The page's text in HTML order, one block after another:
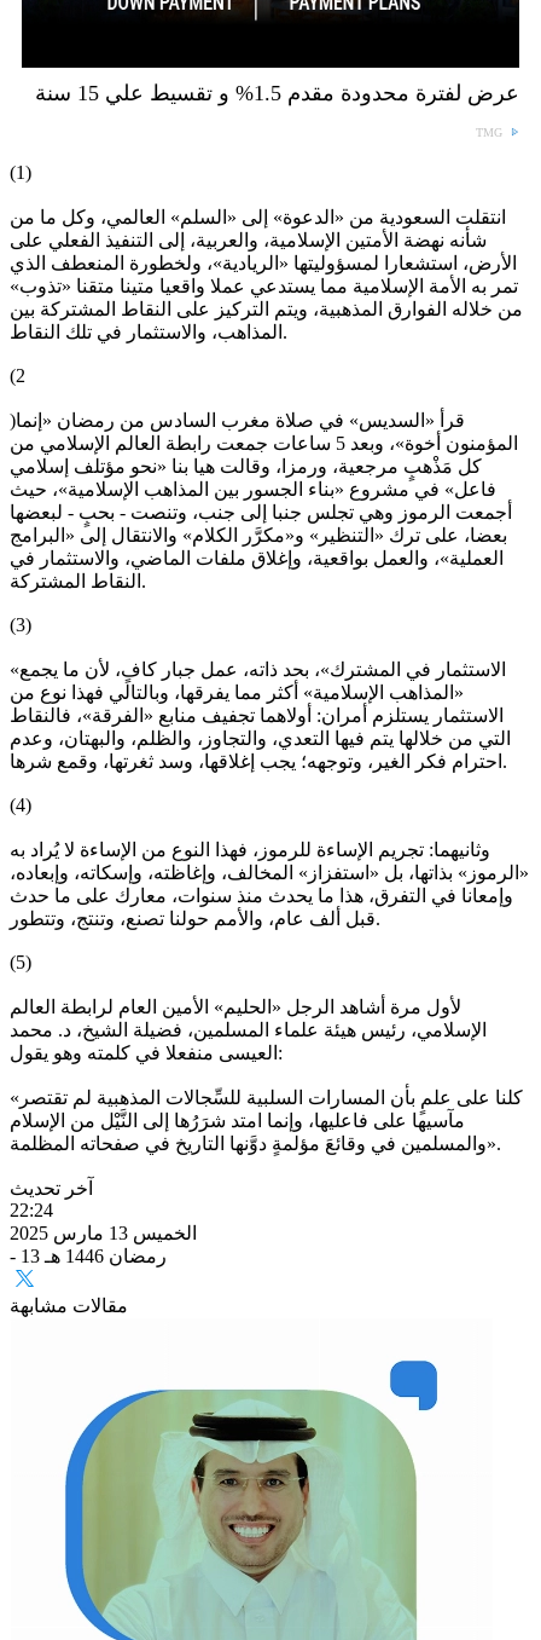
عرض لفترة محدودة مقدم 1.5% و تقسيط علي 15 سنة
TMG
(1)
انتقلت السعودية من «الدعوة» إلى «السلم» العالمي، وكل ما من
شأنه نهضة الأمتين الإسلامية، والعربية، إلى التنفيذ الفعلي على
الأرض، استشعارا لمسؤوليتها «الريادية»، ولخطورة المنعطف الذي
تمر به الأمة الإسلامية مما يستدعي عملا واقعيا متينا متقنا «تذوب»
من خلاله الفوارق المذهبية، ويتم التركيز على النقاط المشتركة بين
المذاهب، والاستثمار في تلك النقاط.
(2
)قرأ «السديس» في صلاة مغرب السادس من رمضان «إنما
المؤمنون أخوة»، وبعد 5 ساعات جمعت رابطة العالم الإسلامي من
كل مَذْهبٍ مرجعية، ورمزا، وقالت هيا بنا «نحو مؤتلف إسلامي
فاعل» في مشروع «بناء الجسور بين المذاهب الإسلامية»، حيث
أجمعت الرموز وهي تجلس جنبا إلى جنب، وتنصت - بحبٍ - لبعضها
بعضا، على ترك «التنظير» و«مكرَّر الكلام» والانتقال إلى «البرامج
العملية»، والعمل بواقعية، وإغلاق ملفات الماضي، والاستثمار في
النقاط المشتركة.
(3)
«الاستثمار في المشترك»، بحد ذاته، عمل جبار كافٍ، لأن ما يجمع
«المذاهب الإسلامية» أكثر مما يفرقها، وبالتالي فهذا نوع من
الاستثمار يستلزم أمران: أولاهما تجفيف منابع «الفرقة»، فالنقاط
التي من خلالها يتم فيها التعدي، والتجاوز، والظلم، والبهتان، وعدم
احترام فكر الغير، وتوجهه؛ يجب إغلاقها، وسد ثغرتها، وقمع شرها.
(4)
وثانيهما: تجريم الإساءة للرموز، فهذا النوع من الإساءة لا يُراد به
«الرموز» بذاتها، بل «استفزاز» المخالف، وإغاظته، وإسكاته، وإبعاده،
وإمعانا في التفرق، هذا ما يحدث منذ سنوات، معارك على ما حدث
قبل ألف عام، والأمم حولنا تصنع، وتنتج، وتتطور.
(5)
لأول مرة أشاهد الرجل «الحليم» الأمين العام لرابطة العالم
الإسلامي، رئيس هيئة علماء المسلمين، فضيلة الشيخ، د. محمد
العيسى منفعلا في كلمته وهو يقول:
«كلنا على علمٍ بأن المسارات السلبية للسِّجالات المذهبية لم تقتصر
مآسيها على فاعليها، وإنما امتد شرَرُها إلى النَّيْل من الإسلام
والمسلمين في وقائعَ مؤلمةٍ دوَّنها التاريخ في صفحاته المظلمة».
آخر تحديث
22:24
الخميس 13 مارس 2025
- 13 رمضان 1446 هـ
مقالات مشابهة